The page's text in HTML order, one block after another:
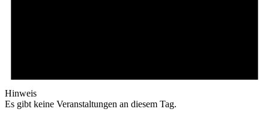
Hinweis
Es gibt keine Veranstaltungen an diesem Tag.